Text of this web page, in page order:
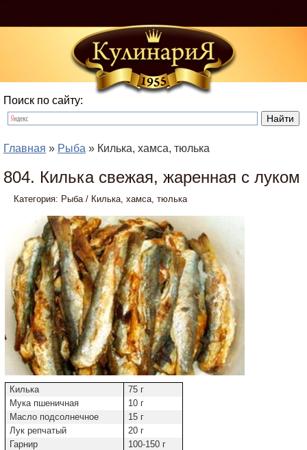
Поиск по сайту:
Главная » Рыба » Килька, хамса, тюлька
804. Килька свежая, жаренная с луком
Категория: Рыба/ Килька, хамса, тюлька
Килька
75 г
Мука пшеничная
10 г
Масло подсолнечное
15 г
Лук репчатый
20 г
Гарнир
100-150 г